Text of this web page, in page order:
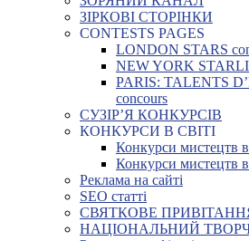
ЗІРКОВІ СТОРІНКИ
CONTESTS PAGES
LONDON STARS
NEW YORK
PARIS: TALENTS
concours
СУЗІР’Я КОНКУРСІВ
КОНКУРСИ В СВІТІ
Конкурси мистецтв
Конкурси мистецтв
Реклама на сайті
SEO статті
СВЯТКОВЕ
НАЦІОНАЛЬНИЙ